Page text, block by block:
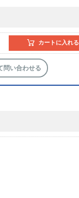
カートに入れる
問い合わせる